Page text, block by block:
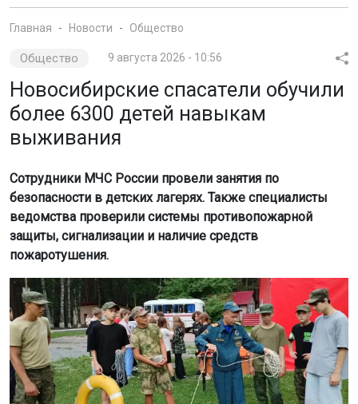
Главная Новости Общество
Общество 9 августа 2026 - 10:56
Новосибирские спасатели обучили
более 6300 детей навыкам
выживания
Сотрудники МЧС России провели занятия по
безопасности в детских лагерях. Также специалисты
ведомства проверили системы противопожарной
защиты, сигнализации и наличие средств
пожаротушения.